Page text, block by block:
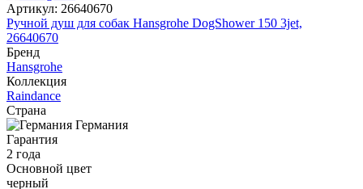
Артикул: 26640670
Ручной душ для собак Hansgrohe DogShower 150 3jet,
26640670
Бренд
Hansgrohe
Коллекция
Raindance
Страна
Германия
Гарантия
2 года
Основной цвет
черный